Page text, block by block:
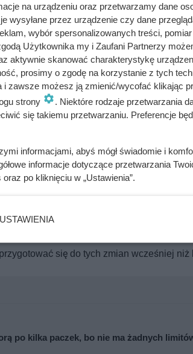
co po kilku godzinach stało się z jej
przeznaczyć na wdrożenie automatów
wydatków zaplanowanych na rozwój
Środki zostaną przeznaczone nie tylko
logistycznych i zwiększanie możliwości
funkcjonowanie sklepów.
Automaty mają odciążyć personel i
pustych opakowań bez
kaucyjnego, który w najbliższych
się do tych zmian wcześniej niż
po kilka paczek, bo nie ma żadnych
na urządzeniu oraz przetwarzamy dane
wysyłane przez urządzenie czy dane
wybór spersonalizowanych treści,
Użytkownika my i Zaufani Partnerzy
aktywnie skanować charakterystykę
prosimy o zgodę na korzystanie z tych
i zawsze możesz ją zmienić/wycofać klikając
strony
. Niektóre rodzaje przetwarzania
się takiemu przetwarzaniu. Preferencje
informacjami, abyś mógł świadomie i
informacje dotyczące przetwarzania
oraz po kliknięciu w „Ustawienia”.
USTAWIENIA